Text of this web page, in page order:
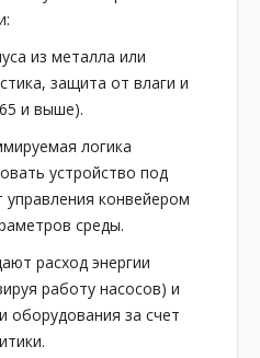
из металла или
защита от влаги и
и выше).
логика
устройство под
конвейером
среды.
расход энергии
работу насосов) и
оборудования за счет